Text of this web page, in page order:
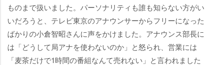
ものまで扱いました。パーソナリティも誰も知らない方がい
いだろうと、テレビ東京のアナウンサーからフリーになった
ばかりの小倉智昭さんに声をかけました。アナウンス部長に
は「どうして局アナを使わないのか」と怒られ、営業には
「麦茶だけで1時間の番組なんて売れない」と言われました